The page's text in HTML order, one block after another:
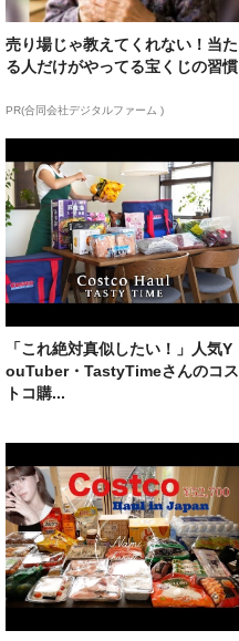
売り場じゃ教えてくれない！当た
る人だけがやってる宝くじの習慣
PR(合同会社デジタルファーム )
「これ絶対真似したい！」人気Y
ouTuber・TastyTimeさんのコス
トコ購...